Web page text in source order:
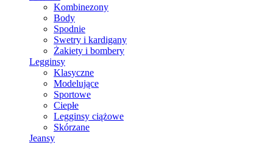
Kombinezony
Body
Spodnie
Swetry i kardigany
Żakiety i bombery
Legginsy
Klasyczne
Modelujące
Sportowe
Ciepłe
Legginsy ciążowe
Skórzane
Jeansy